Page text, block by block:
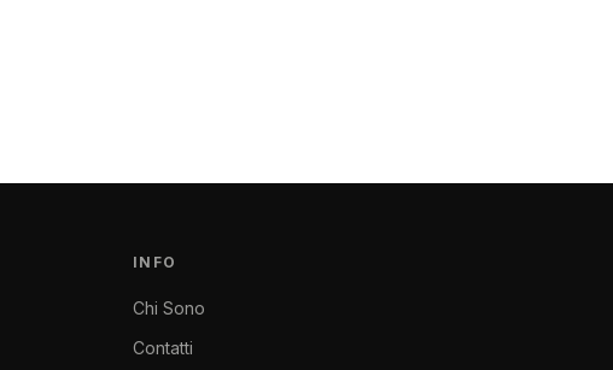
INFO
Chi Sono
Contatti